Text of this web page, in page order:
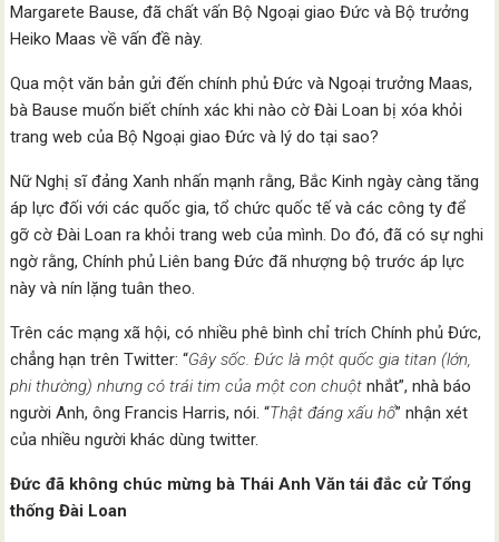
Margarete Bause, đã chất vấn Bộ Ngoại giao Đức và Bộ trưởng
Heiko Maas về vấn đề này.
Qua một văn bản gửi đến chính phủ Đức và Ngoại trưởng Maas,
bà Bause muốn biết chính xác khi nào cờ Đài Loan bị xóa khỏi
trang web của Bộ Ngoại giao Đức và lý do tại sao?
Nữ Nghị sĩ đảng Xanh nhấn mạnh rằng, Bắc Kinh ngày càng tăng
áp lực đối với các quốc gia, tổ chức quốc tế và các công ty để
gỡ cờ Đài Loan ra khỏi trang web của mình. Do đó, đã có sự nghi
ngờ rằng, Chính phủ Liên bang Đức đã nhượng bộ trước áp lực
này và nín lặng tuân theo.
Trên các mạng xã hội, có nhiều phê bình chỉ trích Chính phủ Đức,
chẳng hạn trên Twitter: “Gây sốc. Đức là một quốc gia titan (lớn,
phi thường) nhưng có trái tim của một con chuột nhắt”, nhà báo
người Anh, ông Francis Harris, nói. “Thật đáng xấu hổ” nhận xét
của nhiều người khác dùng twitter.
Đức đã không chúc mừng bà Thái Anh Văn tái đắc cử Tổng
thống Đài Loan